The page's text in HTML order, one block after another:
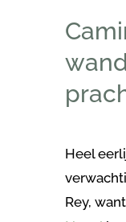
Heel
Rey,